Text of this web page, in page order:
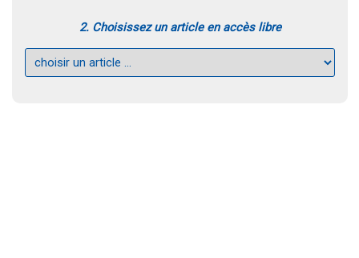
2. Choisissez un article en accès libre